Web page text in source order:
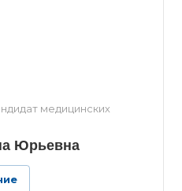
медицинских
Юрьевна